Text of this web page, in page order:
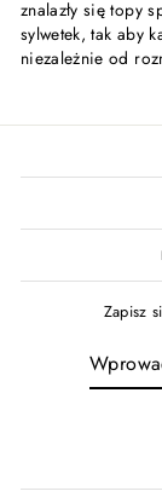
znalazły się topy
sylwetek, tak aby
niezależnie od
Zapisz